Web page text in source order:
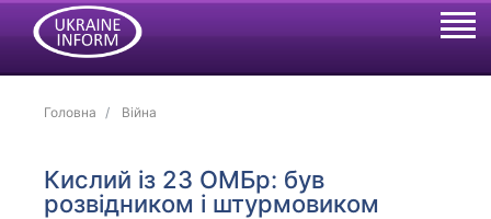
Головна Війна
Кислий із 23 ОМБр: був
розвідником і штурмовиком